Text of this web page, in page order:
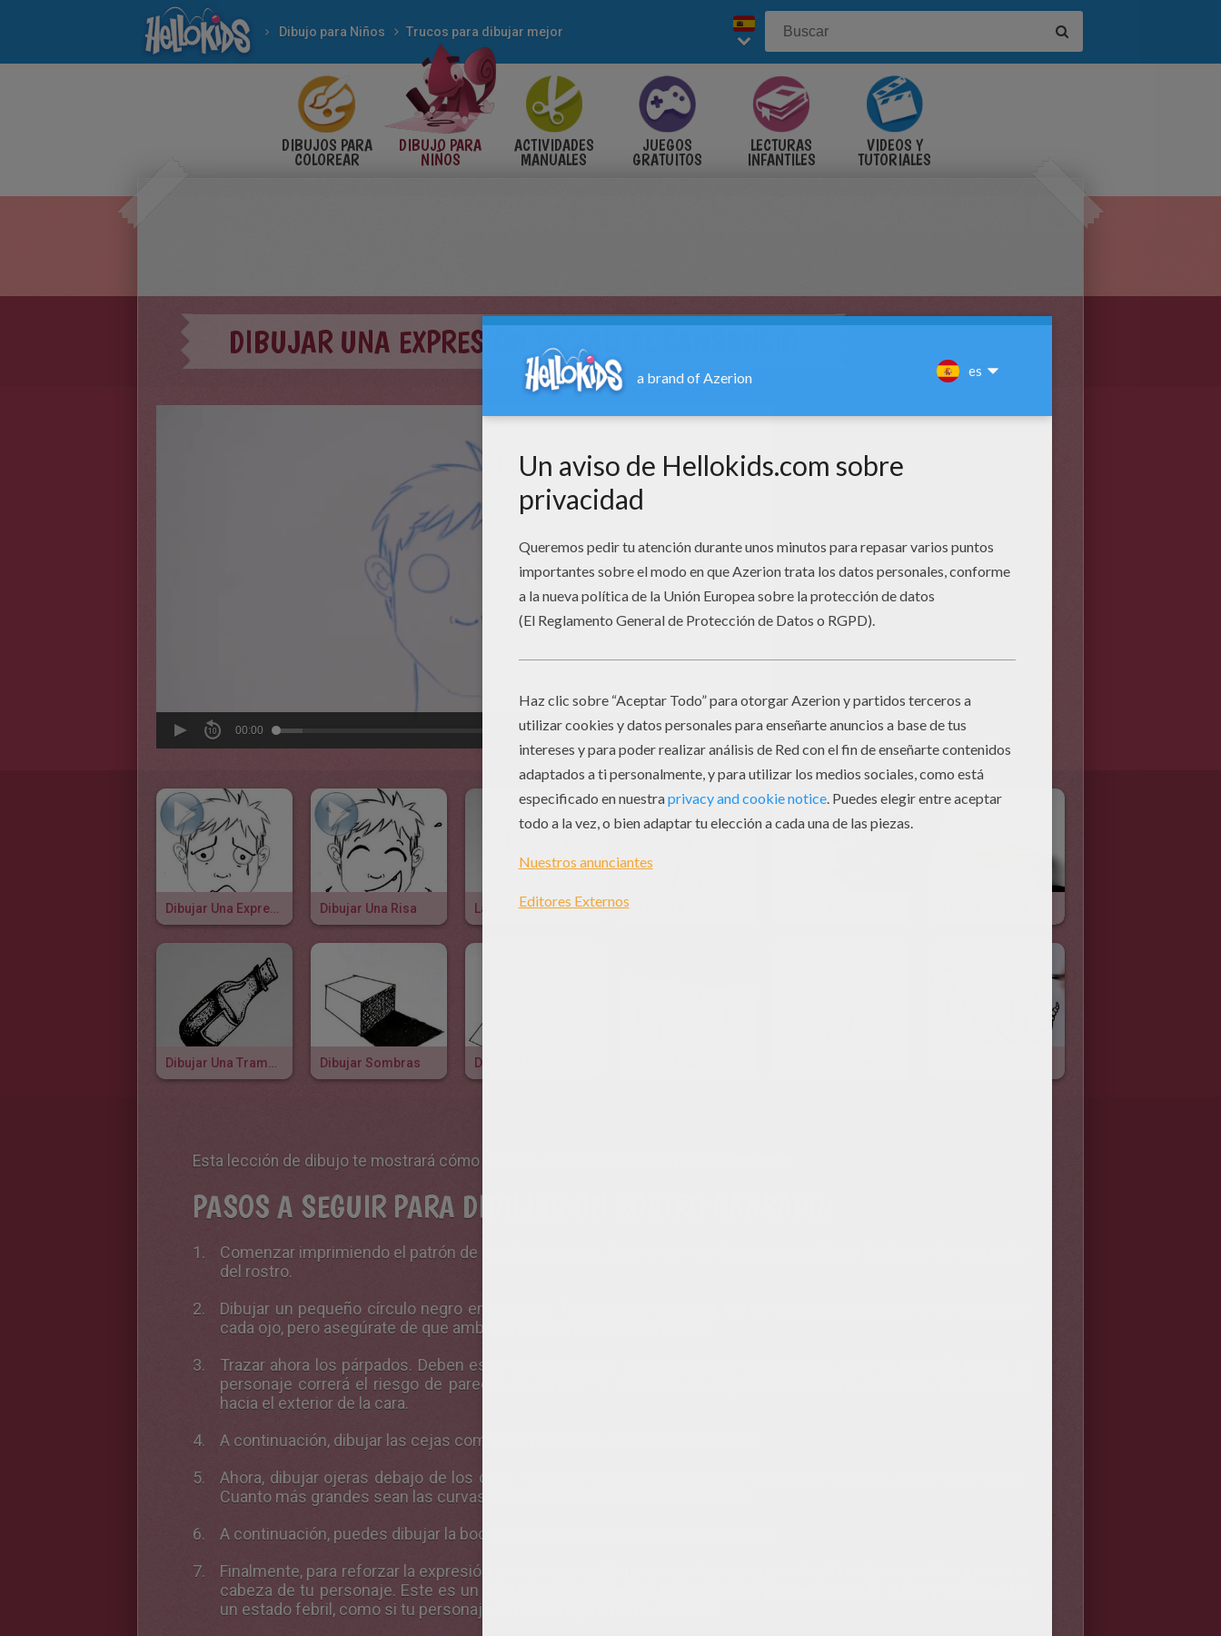
Dibujo para Niños Trucos para dibujar mejor
DIBUJOS PARA
COLOREAR
DIBUJO PARA
NIÑOS
ACTIVIDADES
MANUALES
JUEGOS
GRATUITOS
LECTURAS
INFANTILES
VIDEOS Y
TUTORIALES
DIBUJAR UNA EXPRESIÓN FACIAL: EL CANSANCIO
00:00 01:00
Dibujar Una Expresión Facial: Tristeza Dibujar Una Risa La Letra B La Letra A
Dibujar Una Trama De Puntos Dibujar Sombras
Esta lección de dibujo te mostrará cómo realizar un personaje de expresión
PASOS A SEGUIR PARA DIBUJAR UN ROSTRO CANSADO:
Comenzar imprimiendo el patrón de la cabezaen azul. Esto te servirá de base para dibujar las líneas de expresión
del rostro.
Dibujar un pequeño círculo negro en cada ojo. Representar la pupila. No es necesario dibujarla en el centro de
cada ojo, pero asegúrate de que ambos miren en la misma dirección.
Trazar ahora los párpados. Deben estar caídos y cubrir la parte superior de cada ojo, pero no la pupila (si no, tu
personaje correrá el riesgo de parecer un zombi ^^). Trarzalas en diagonal hacia abajo a medida que avanzas
hacia el exterior de la cara.
A continuación, dibujar las cejas como dos pequeñas curvas sobre los ojos.
Ahora, dibujar ojeras debajo de los ojos. Para ello, trazar una gran curva debajo de cada ojo, como en el vídeo.
Cuanto más grandes sean las curvas, más cansado parecerá tu personaje.
A continuación, puedes dibujar la boca como una especie de óvalo horizontal.
Finalmente, para reforzar la expresión de cansancio, dibujar pequeñas burbujas de diferentes tamaños junto a la
cabeza de tu personaje. Este es un símbolo utilizado en las tiras cómicas para expresar la fatiga y representar
un estado febril, como si tu personaje estuviera ligeramente enfermo.